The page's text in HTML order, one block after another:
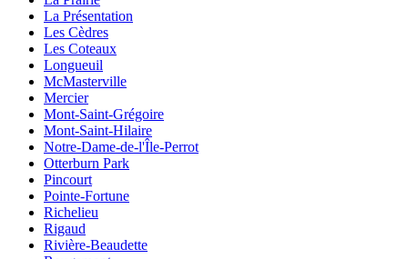
La Présentation
Les Cèdres
Les Coteaux
Longueuil
McMasterville
Mercier
Mont-Saint-Grégoire
Mont-Saint-Hilaire
Notre-Dame-de-l'Île-Perrot
Otterburn Park
Pincourt
Pointe-Fortune
Richelieu
Rigaud
Rivière-Beaudette